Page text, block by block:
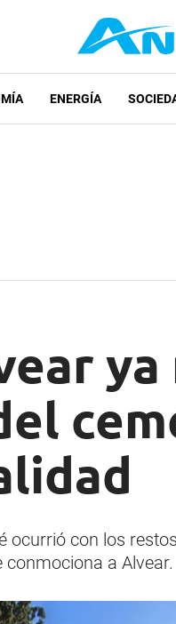
ENERGÍA
ocurrió con los
conmociona a Alvear.